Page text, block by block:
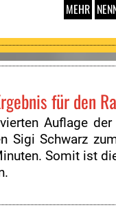
MEHR
für den
Auflage
Sigi Schwarz
Somit ist